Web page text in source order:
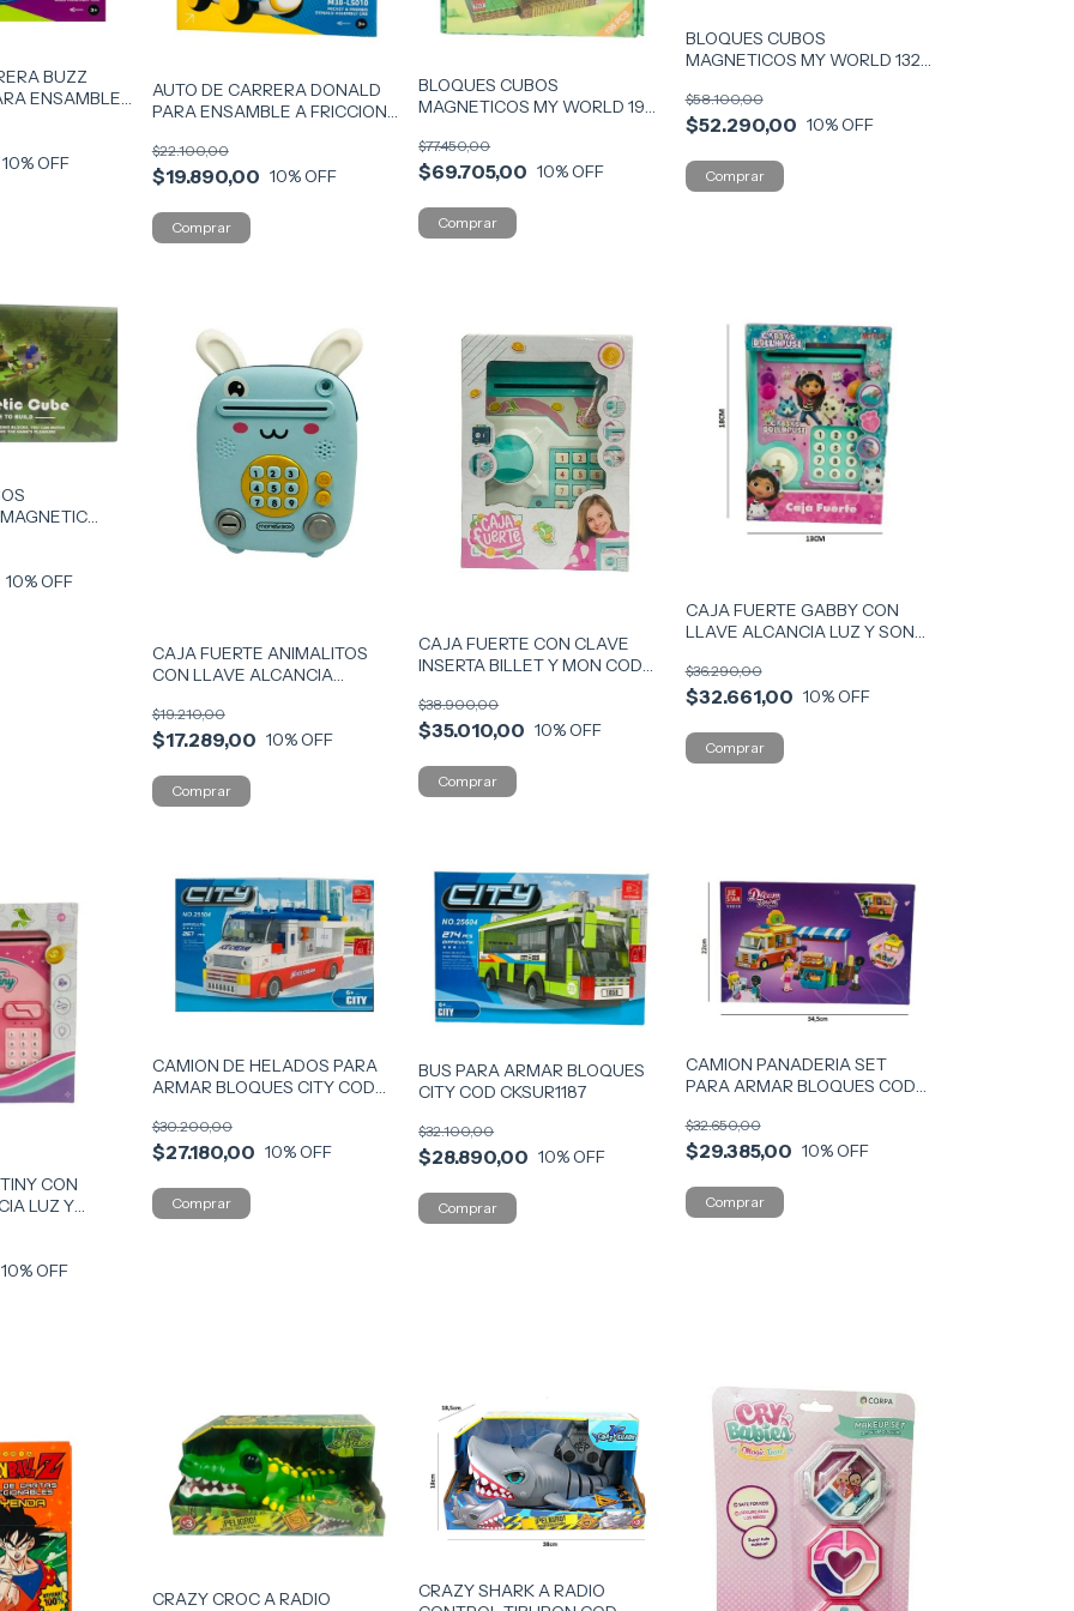
BUZZ
ENSAMBLE
10% OFF
AUTO DE CARRERA DONALD
PARA ENSAMBLE A FRICCION
$19.890,00
$22.100,00
10% OFF
BLOQUES CUBOS
MAGNETICOS MY WORLD 198
$69.705,00
$77.450,00
10% OFF
BLOQUES CUBOS
MAGNETICOS MY WORLD 132
$52.290,00
$58.100,00
10% OFF
10% OFF
CAJA FUERTE ANIMALITOS
CON LLAVE ALCANCIA
$17.289,00
$19.210,00
10% OFF
CAJA FUERTE CON CLAVE
INSERTA BILLET Y MON COD
$35.010,00
$38.900,00
10% OFF
CAJA FUERTE GABBY CON
LLAVE ALCANCIA LUZ Y SON
$32.661,00
$36.290,00
10% OFF
CON
LUZ Y
10% OFF
CAMION DE HELADOS PARA
ARMAR BLOQUES CITY COD
$27.180,00
$30.200,00
10% OFF
BUS PARA ARMAR BLOQUES
CITY COD CKSUR1187
$28.890,00
$32.100,00
10% OFF
CAMION PANADERIA SET
PARA ARMAR BLOQUES COD
$29.385,00
$32.650,00
10% OFF
CRAZY CROC A RADIO
CRAZY SHARK A RADIO